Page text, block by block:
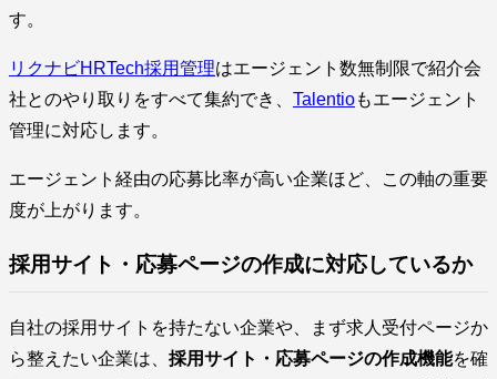
す。
リクナビHRTech採用管理はエージェント数無制限で紹介会
社とのやり取りをすべて集約でき、 Talentioもエージェント
管理に対応します。
エージェント経由の応募比率が高い企業ほど、この軸の重要
度が上がります。
採用サイト・応募ページの作成に対応しているか
自社の採用サイトを持たない企業や、まず求人受付ページか
ら整えたい企業は、 採用サイト・応募ページの作成機能を確